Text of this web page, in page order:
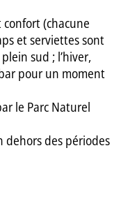
(chacune
et serviettes sont
sud ; l’hiver,
pour un moment
le Parc Naturel
dehors des périodes